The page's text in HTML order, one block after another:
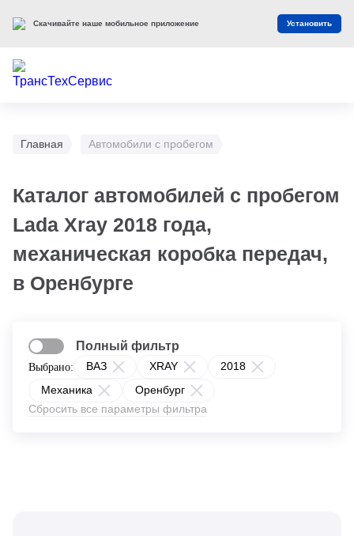
Главная Автомобили с пробегом
Каталог автомобилей с пробегом
Lada Xray 2018 года,
механическая коробка передач,
в Оренбурге
Выбрано: ВАЗ XRAY
2018
Механика
Оренбург
Сбросить все параметры фильтра
Полный фильтр
Скачивайте наше мобильное приложение Установить